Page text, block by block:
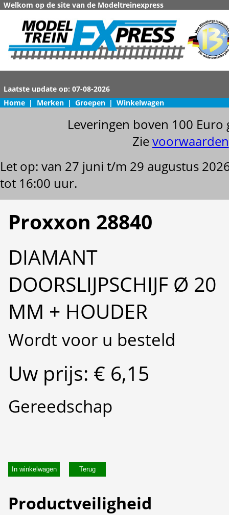
Welkom op de site van de Modeltreinexpress
Home | Merken | Groepen | Winkelwagen
Leveringen boven 100
Zievoorwaarden
Let op: van 27 juni t/m 29 augustus
tot 16:00 uur.
Proxxon 28840
DIAMANT
DOORSLIJPSCHIJF Ø 20
MM + HOUDER
Wordt voor u besteld
Uw prijs: € 6,15
Gereedschap
In winkelwagen
Productveiligheid